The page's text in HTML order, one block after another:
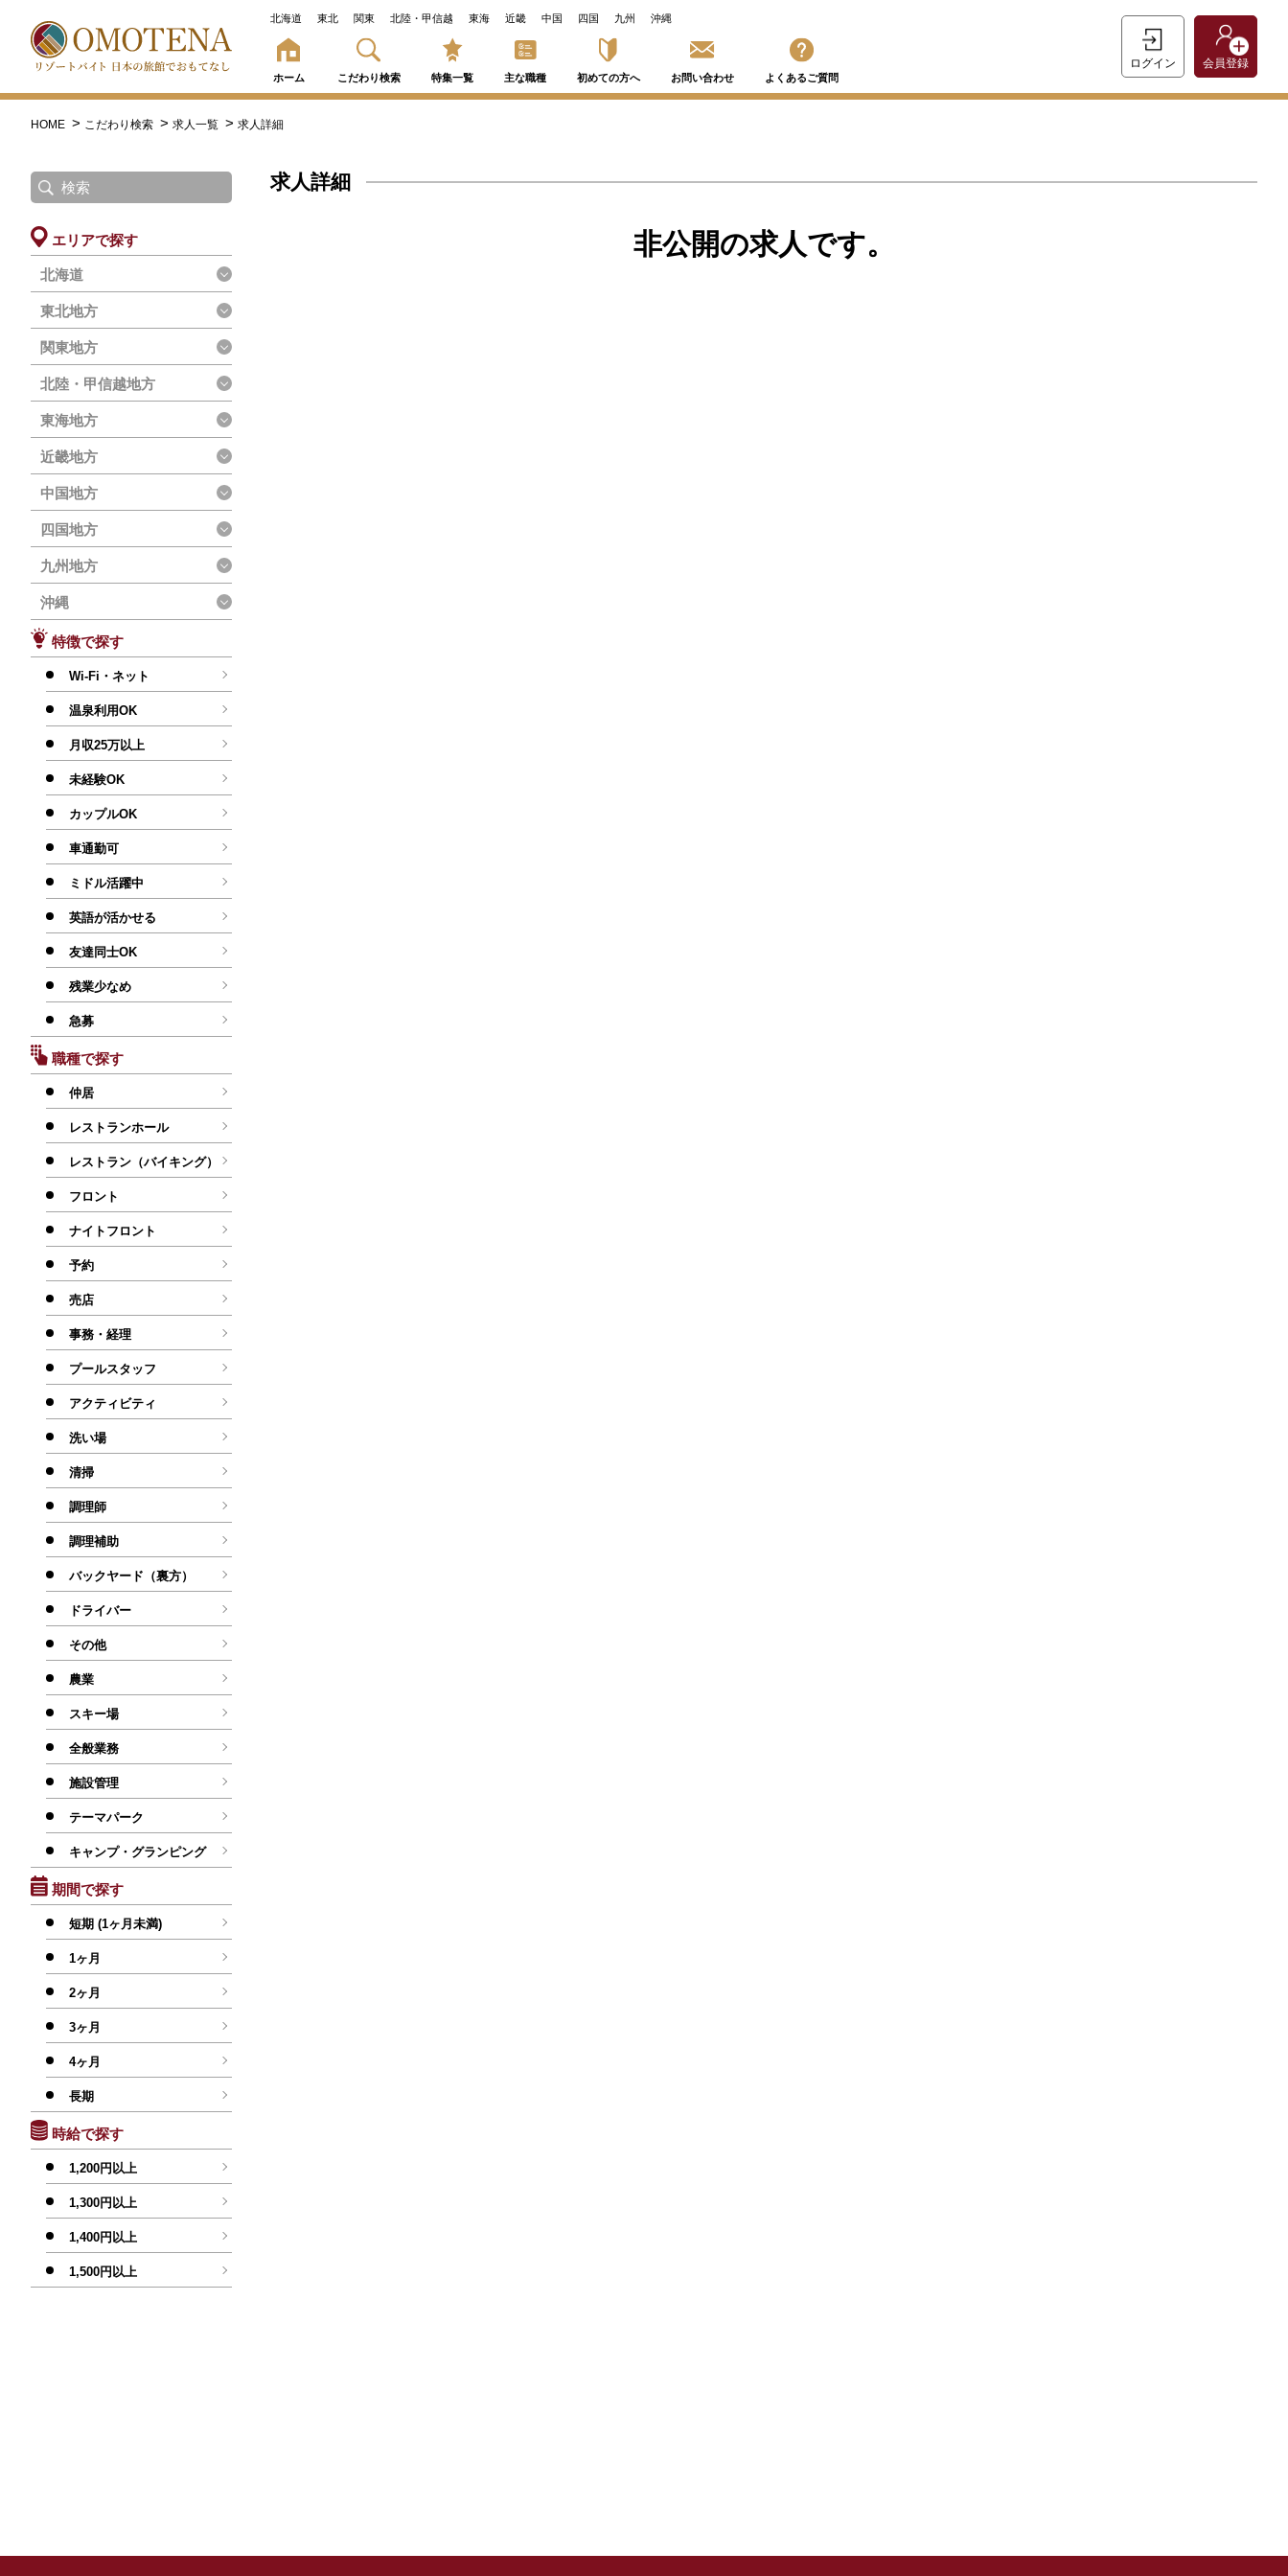
北海道 東北 関東 北陸・甲信越 東海 近畿 中国 四国 九州 沖縄
ホーム こだわり検索 特集一覧 主な職種 初めての方へ お問い合わせ よくあるご質問
ログイン 会員登録
HOME こだわり検索 求人一覧 求人詳細
エリアで探す
北海道
東北地方
関東地方
北陸・甲信越地方
東海地方
近畿地方
中国地方
四国地方
九州地方
沖縄
特徴で探す
Wi-Fi・ネット
温泉利用OK
月収25万以上
未経験OK
カップルOK
車通勤可
ミドル活躍中
英語が活かせる
友達同士OK
残業少なめ
急募
職種で探す
仲居
レストランホール
レストラン（バイキング）
フロント
ナイトフロント
予約
売店
事務・経理
プールスタッフ
アクティビティ
洗い場
清掃
調理師
調理補助
バックヤード（裏方）
ドライバー
その他
農業
スキー場
全般業務
施設管理
テーマパーク
キャンプ・グランピング
期間で探す
短期 (1ヶ月未満)
1ヶ月
2ヶ月
3ヶ月
4ヶ月
長期
時給で探す
1,200円以上
1,300円以上
1,400円以上
1,500円以上
求人詳細
非公開の求人です。